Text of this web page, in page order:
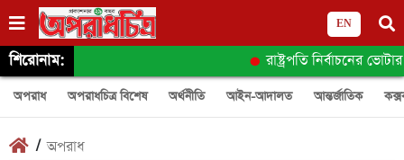
EN
শিরোনাম: রাষ্ট্রপতি নির্বাচনের
অপরাধ অপরাধচিত্র বিশেষ অর্থনীতি আইন-আদালত আন্তর্জাতিক
/অপরাধ